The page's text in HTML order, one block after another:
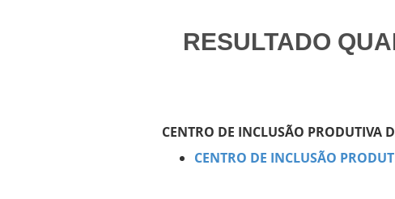
RESULTADO
CENTRO DE INCLUSÃO PRODUTIVA
CENTRO DE INCLUSÃO